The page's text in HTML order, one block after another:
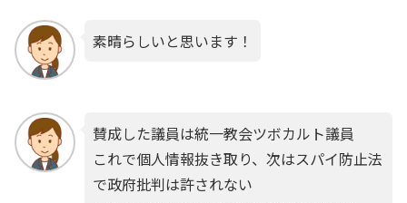
素晴らしいと思います！
賛成した議員は統一教会ツボカルト議員
これで個人情報抜き取り、次はスパイ防止法
で政府批判は許されない